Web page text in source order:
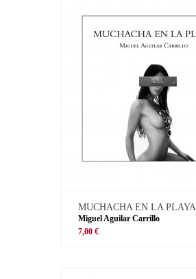
MUCHACHA EN LA PLAYA
Miguel Aguilar Carrillo
7,00 €